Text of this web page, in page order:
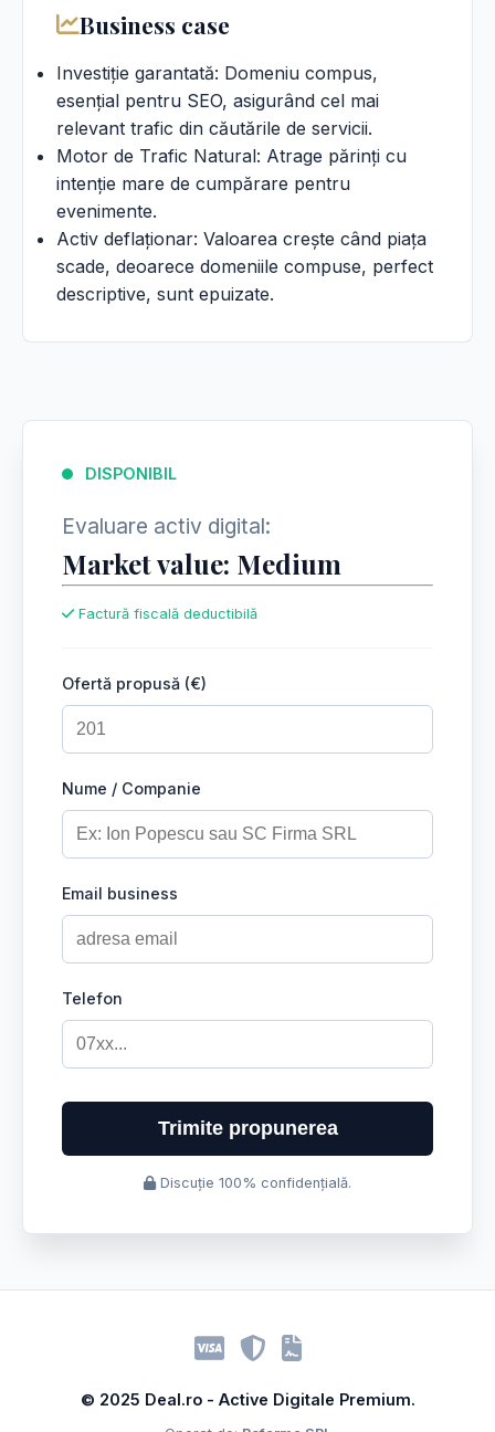
Business case
Investiție garantată: Domeniu compus,
esențial pentru SEO, asigurând cel mai
relevant trafic din căutările de servicii.
Motor de Trafic Natural: Atrage părinți cu
intenție mare de cumpărare pentru
evenimente.
Activ deflaționar: Valoarea crește când piața
scade, deoarece domeniile compuse, perfect
descriptive, sunt epuizate.
DISPONIBIL
Evaluare activ digital:
Market value: Medium
Factură fiscală deductibilă
Ofertă propusă (€)
Nume / Companie
Email business
Telefon
Trimite propunerea
Discuție 100% confidențială.
© 2025 Deal.ro - Active Digitale Premium.